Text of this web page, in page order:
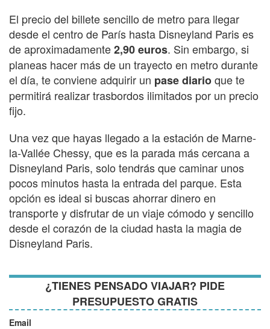
El precio del billete sencillo de metro para llegar
desde el centro de París hasta Disneyland Paris es
de aproximadamente2,90 euros. Sin embargo, si
planeas hacer más de un trayecto en metro durante
el día, te conviene adquirir un pase diarioque te
permitirá realizar trasbordos ilimitados por un precio
fijo.
Una vez que hayas llegado a la estación de Marne-
la-Vallée Chessy, que es la parada más cercana a
Disneyland Paris, solo tendrás que caminar unos
pocos minutos hasta la entrada del parque. Esta
opción es ideal si buscas ahorrar dinero en
transporte y disfrutar de un viaje cómodo y sencillo
desde el corazón de la ciudad hasta la magia de
Disneyland Paris.
¿TIENES PENSADO VIAJAR? PIDE
PRESUPUESTO GRATIS
Email